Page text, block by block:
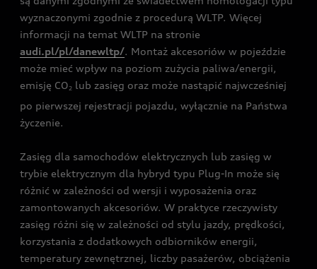
wyznaczonymi zgodnie z procedurą WLTP. Więcej
informacji na temat WLTP na stronie
audi.pl/pl/danewltp/. Montaż akcesoriów w pojeździe
może mieć wpływ na poziom zużycia paliwa/energii,
emisję CO2 lub zasięg oraz może nastąpić najwcześniej
po pierwszej rejestracji pojazdu, wyłącznie na Państwa
życzenie.
Zasięg dla samochodów elektrycznych lub zasięg w
trybie elektrycznym dla hybryd typu Plug-In może się
różnić w zależności od wersji i wyposażenia oraz
zamontowanych akcesoriów. W praktyce rzeczywisty
zasięg różni się w zależności od stylu jazdy, prędkości,
korzystania z dodatkowych odbiorników energii,
temperatury zewnętrznej, liczby pasażerów, obciążenia